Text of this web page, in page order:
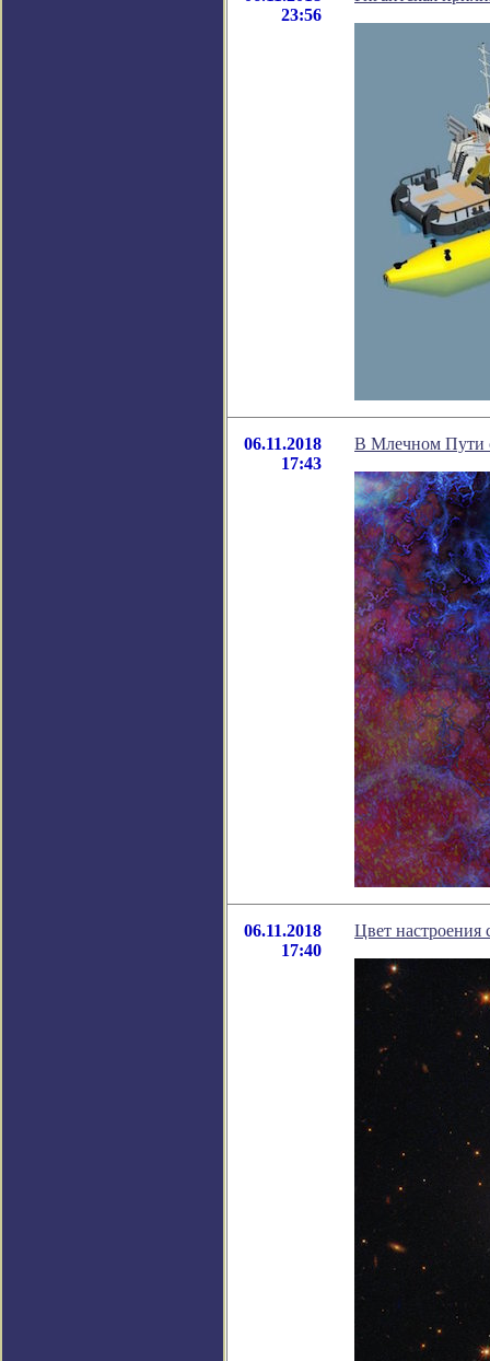
23:56
06.11.2018
17:43
В Млечном Пути
06.11.2018
17:40
Цвет настроения